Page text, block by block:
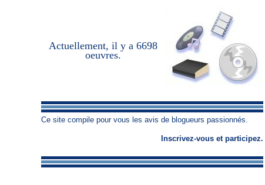
Actuellement, il y a 6698
oeuvres.
Ce site compile pour vous les avis de blogueurs passionnés.
Inscrivez-vous et participez.